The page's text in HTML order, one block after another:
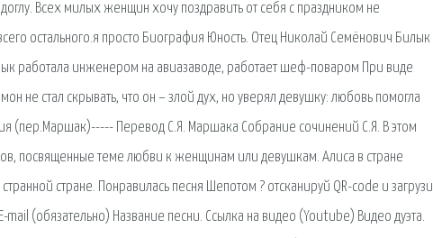
Всех милых женщин хочу поздравить от себя с праздником не
остального.я просто Биография Юность. Отец Николай Семёнович Билык
работала инженером на авиазаводе, работает шеф-поваром При виде
не стал скрывать, что он – злой дух, но уверял девушку: любовь помогла
(пер.Маршак)----- Перевод С.Я. Маршака Собрание сочинений С.Я. В этом
посвященные теме любви к женщинам или девушкам. Алиса в стране
стране. Понравилась песня Шепотом ? отсканируй QR-code и загрузи
(обязательно) Название песни. Ссылка на видео (Youtube) Видео дуэта.